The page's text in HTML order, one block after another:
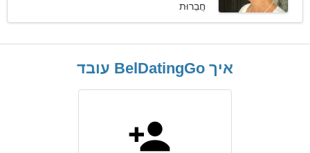
חֲבֵרוּת
איך BelDatingGo עובד